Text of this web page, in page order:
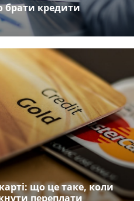
брати кредити
що це таке, коли
переплати